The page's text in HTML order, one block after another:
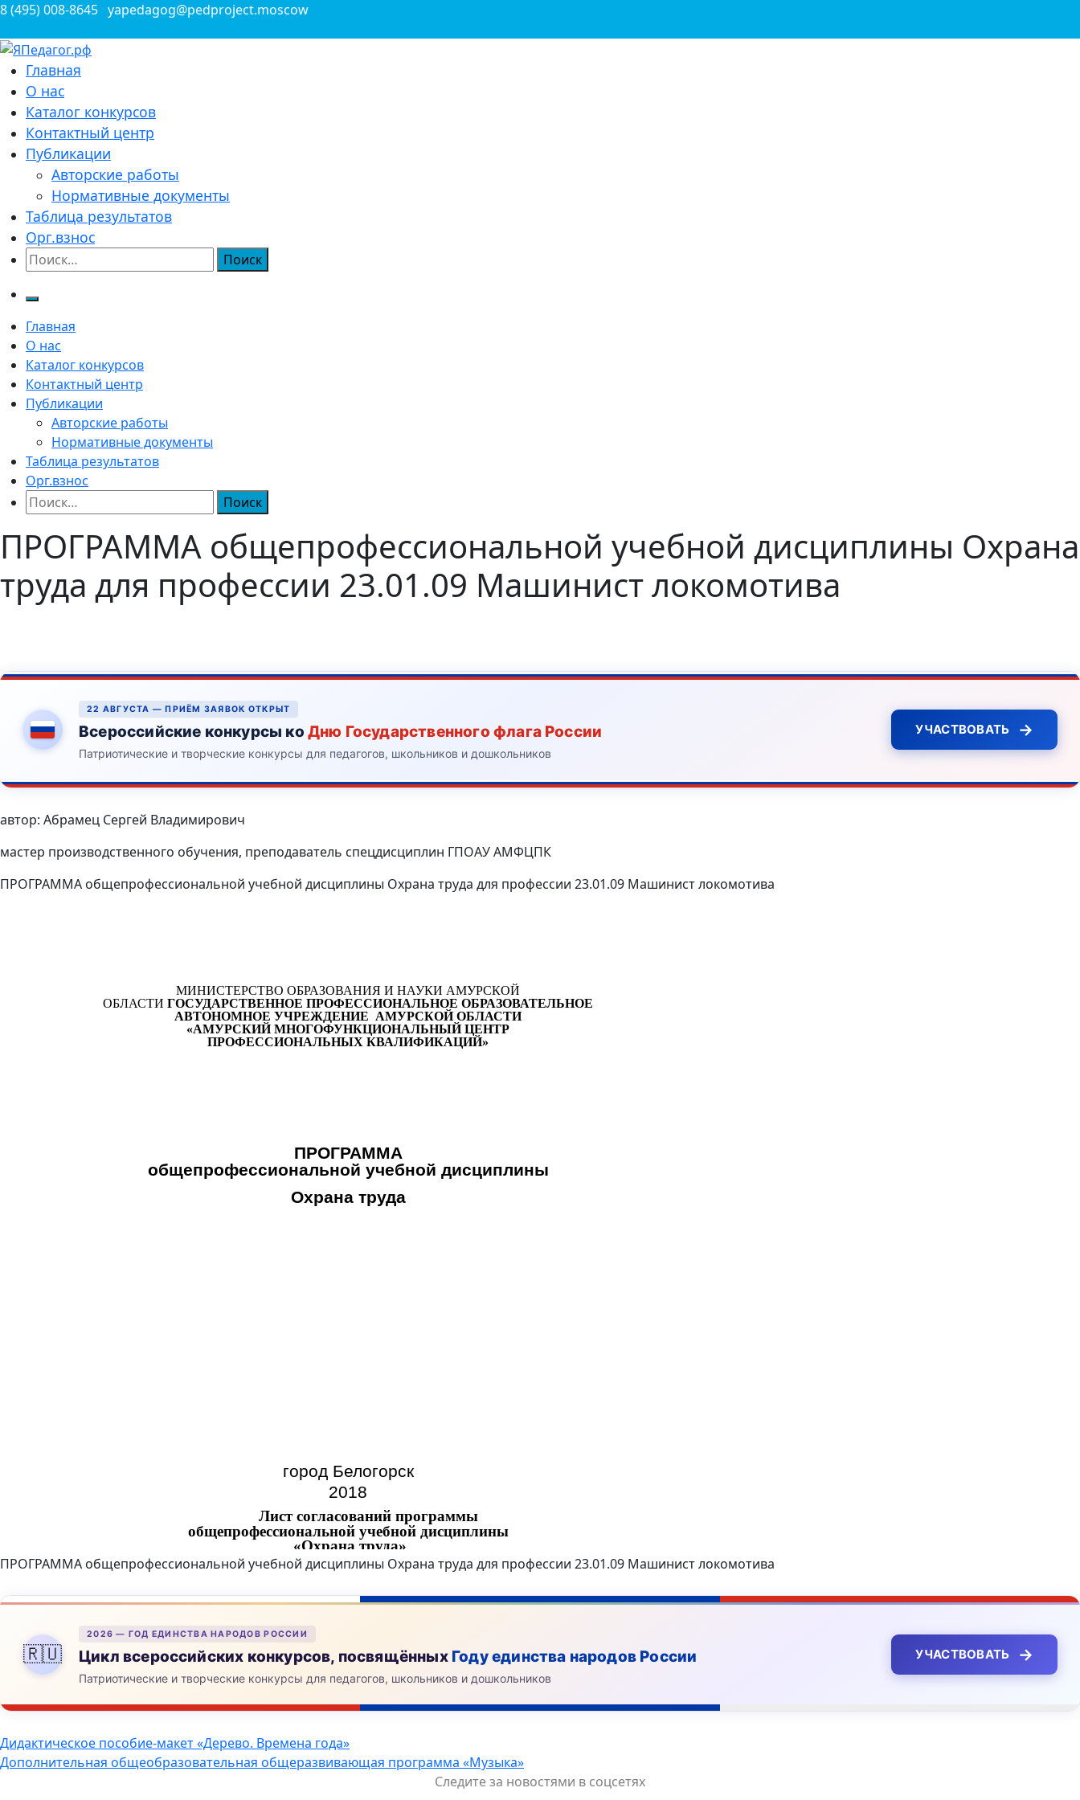
Перейти
содержимому
8 (495) 008-8645 yapedagog@pedproject.moscow
ЯПедагог.рф
Всероссийские конкурсы для педагогов
Главная
О нас
Каталог конкурсов
Контактный центр
Публикации
Авторские работы
Нормативные документы
Таблица результатов
Орг.взнос
Найти:
Главная
О нас
Каталог конкурсов
Контактный центр
Публикации
Авторские работы
Нормативные документы
Таблица результатов
Орг.взнос
Найти:
ПРОГРАММА общепрофессиональной учебной дисциплины Охрана
труда для профессии 23.01.09 Машинист локомотива
22 АВГУСТА — ПРИЁМ ЗАЯВОК ОТКРЫТ
Всероссийские конкурсы ко Дню Государственного флага России
Патриотические и творческие конкурсы для педагогов, школьников и дошкольников
УЧАСТВОВАТЬ →
автор: Абрамец Сергей Владимирович
мастер производственного обучения, преподаватель спецдисциплин ГПОАУ АМФЦПК
ПРОГРАММА общепрофессиональной учебной дисциплины Охрана труда для профессии 23.01.09 Машинист локомотива
ПРОГРАММА общепрофессиональной учебной дисциплины Охрана труда для профессии 23.01.09 Машинист локомотива
🇷🇺
2026 — ГОД ЕДИНСТВА НАРОДОВ РОССИИ
Цикл всероссийских конкурсов, посвящённых Году единства народов России
Патриотические и творческие конкурсы для педагогов, школьников и дошкольников
УЧАСТВОВАТЬ →
Навигация
по
Дидактическое пособие-макет «Дерево. Времена года»
Дополнительная общеобразовательная общеразвивающая программа «Музыка»
Следите за новостями в соцсетях